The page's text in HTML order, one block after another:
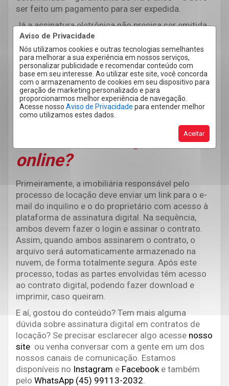
Aviso de Privacidade
Nós utilizamos cookies e outras tecnologias semelhantes
para melhorar a sua experiência em nossos serviços,
personalizar publicidade e recomendar conteúdo com
base em seu interesse. Ao utilizar este site, você concorda
com o armazenamento de cookies em seu dispositivo para
geração de marketing personalizado e para
proporcionarmos melhor experiência de navegação.
Acesse nosso Aviso de Privacidade para entender melhor
como utilizamos estes dados.
Aceitar
ser feito um pagamento para ser expedida.
Já a assinatura eletrônica não precisa ser emitida
pelo governo e serve para autenticar a identidade
do usuário, precisando apenas a digitação de
código de segurança, login e senha,
reconhecimento facial, etc.
LEIA MAIS: Saiba a importância da imobiliária no
processo de locação de imóveis em Cascavel
Como faço para assinar o
online?
Primeiramente, a imobiliária responsável pelo
processo de locação deve enviar um link para o e-
mail do inquilino e o do proprietário com acesso à
plataforma de assinatura digital. Na sequência,
ambos devem fazer o login e assinar o contrato.
Assim, quando ambos assinarem o contrato, o
arquivo será automaticamente armazenado na
nuvem, de forma totalmente segura. Após este
processo, todas as partes envolvidas têm acesso
ao contrato digital, podendo fazer download e
imprimir, caso queiram.
E aí, gostou do conteúdo? Tem mais alguma
dúvida sobre assinatura digital em contratos de
locação? Se precisar esclarecer algo acesse nosso
site ou venha conversar com a gente em um dos
nossos canais de comunicação. Estamos
disponíveis no Instagram e Facebook e também
pelo WhatsApp (45) 99113-2032